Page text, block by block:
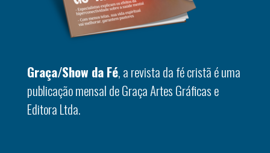
Graça/Show da Fé, a revista da fé cristã é uma
publicação mensal de Graça Artes Gráficas e
Editora Ltda.